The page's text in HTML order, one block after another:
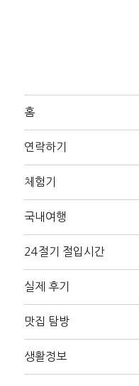
홈
연락하기
체험기
국내여행
24절기 절입시간
실제 후기
맛집 탐방
생활정보